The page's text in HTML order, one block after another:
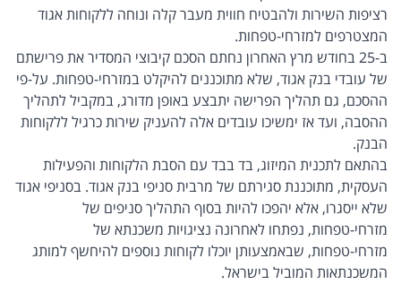
רציפות השירות ולהבטיח חווית מעבר קלה ונוחה ללקוחות אגוד
המצטרפים למזרחי-טפחות.
ב-25 בחודש מרץ האחרון נחתם הסכם קיבוצי המסדיר את פרישתם
של עובדי בנק אגוד, שלא מתוכננים להיקלט במזרחי-טפחות. על-פי
ההסכם, גם תהליך הפרישה יתבצע באופן מדורג, במקביל לתהליך
ההסבה, ועד אז ימשיכו עובדים אלה להעניק שירות כרגיל ללקוחות
הבנק.
בהתאם לתכנית המיזוג, בד בבד עם הסבת הלקוחות והפעילות
העסקית, מתוכננת סגירתם של מרבית סניפי בנק אגוד. בסניפי אגוד
שלא ייסגרו, אלא יהפכו להיות בסוף התהליך סניפים של
מזרחי-טפחות, נפתחו לאחרונה נציגויות משכנתא של
מזרחי-טפחות, שבאמצעותן יוכלו לקוחות נוספים להיחשף למותג
המשכנתאות המוביל בישראל.